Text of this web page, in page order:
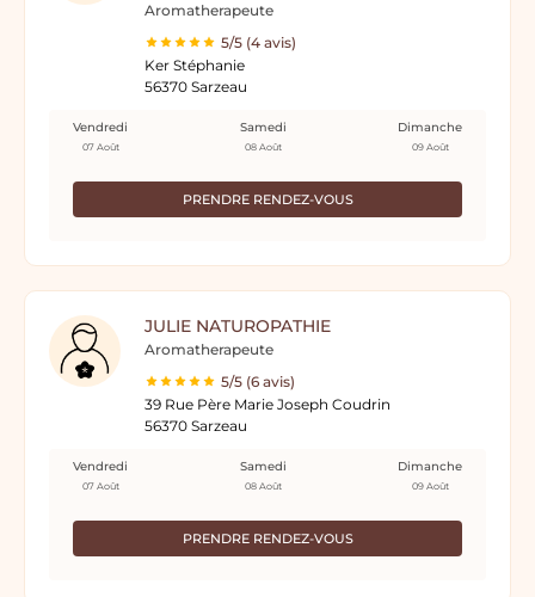
Aromatherapeute
5/5 (4 avis)
Ker Stéphanie
56370 Sarzeau
PRENDRE RENDEZ-VOUS
Vendredi
07 Août
Samedi
08 Août
Dimanche
09 Août
JULIE NATUROPATHIE
Aromatherapeute
5/5 (6 avis)
39 Rue Père Marie Joseph Coudrin
56370 Sarzeau
PRENDRE RENDEZ-VOUS
Vendredi
07 Août
Samedi
08 Août
Dimanche
09 Août